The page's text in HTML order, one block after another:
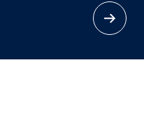
Alle anzeigen